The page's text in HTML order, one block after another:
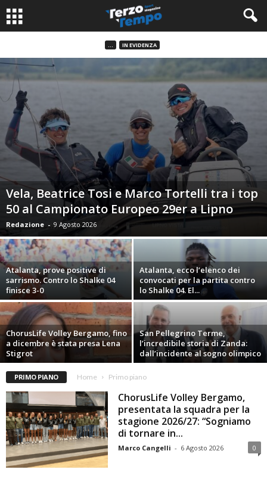
IN EVIDENZA
Vela, Beatrice Tosi e Marco Tortelli tra i top
50 al Campionato Europeo 29er a Lipno
Redazione - 9 Agosto 2026
Atalanta, prove positive di
sarrismo. Contro lo Shalke 04
finisce 3-0
Atalanta, ecco l’elenco dei
convocati per la partita contro
lo Shalke 04. El...
ChorusLife Volley Bergamo, fino
a dicembre è stata presa Lena
Stigrot
San Pellegrino Terme,
l’incredibile storia di Zanda:
dall’incidente al sogno olimpico
PRIMO PIANO Home Primo piano
ChorusLife Volley Bergamo,
presentata la squadra per la
stagione 2026/27: “Sogniamo
di tornare in...
Marco Cangelli - 6 Agosto 2026 0